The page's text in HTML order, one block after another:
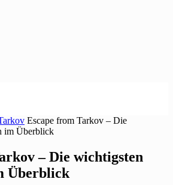
Escape from Tarkov – Die
im Überblick
– Die wichtigsten
Überblick